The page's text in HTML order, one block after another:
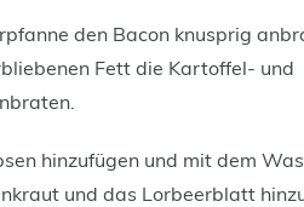
den Bacon knusprig
Fett die Kartoffel- und
hinzufügen und mit dem
und das Lorbeerblatt